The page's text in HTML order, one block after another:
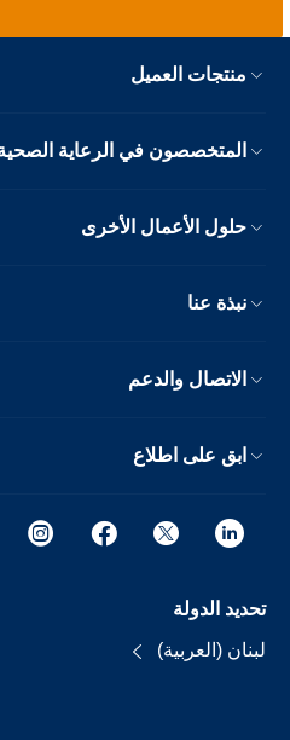
منتجات العميل
المتخصصون في الرعاية الصحية
حلول الأعمال الأخرى
نبذة عنا
الاتصال والدعم
ابق على اطلاع
تحديد الدولة
لبنان (العربية)